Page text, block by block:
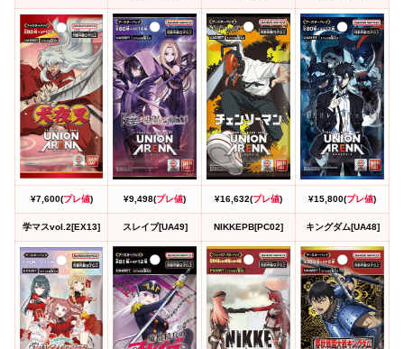
¥7,600(プレ値) ¥9,498(プレ値) ¥16,632(プレ値) ¥15,800(プレ値)
学マスvol.2[EX13] スレイブ[UA49] NIKKEPB[PC02] キングダム[UA48]